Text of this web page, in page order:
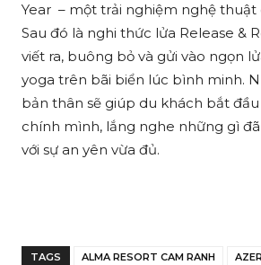
Year – một trải nghiệm nghệ
Sau đó là nghi thức lửa Release &
viết ra, buông bỏ và gửi vào ngọn
yoga trên bãi biển lúc bình minh.
bản thân sẽ giúp du khách bắt
chính mình, lắng nghe những gì
với sự an yên vừa đủ.
TAGS ALMA RESORT CAM RANH